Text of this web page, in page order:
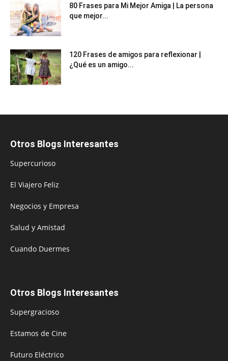
80 Frases para Mi Mejor Amiga | La persona
que mejor...
120 Frases de amigos para reflexionar |
¿Qué es un amigo...
Otros Blogs Interesantes
Supercurioso
El Viajero Feliz
Negocios y Empresa
Salud y Amistad
Cuando Duermes
Otros Blogs Interesantes
Supergracioso
Estamos de Cine
Futuro Eléctrico